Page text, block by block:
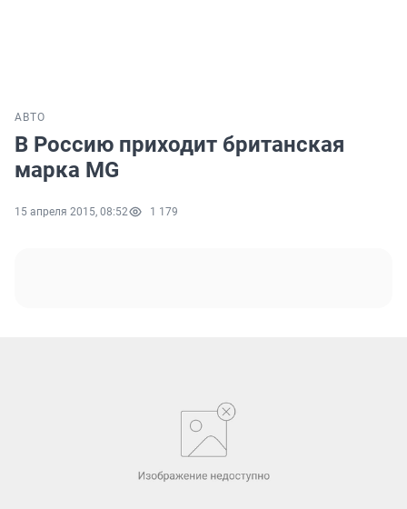
АВТО
В Россию приходит британская
марка MG
15 апреля 2015, 08:52 1 179